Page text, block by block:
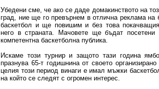
Убедени сме, че ако се даде домакинството на
град, ние ще го превърнем в отлична реклама на
баскетбол и ще повишим и без това
него в страната. Мачовете ще бъдат посетени
компетентна баскетболна публика.
Искаме този турнир и защото тази година
празнува 65-т годишнина от своето
целия този период винаги е имал мъжки
на който се следят с огромен интерес.